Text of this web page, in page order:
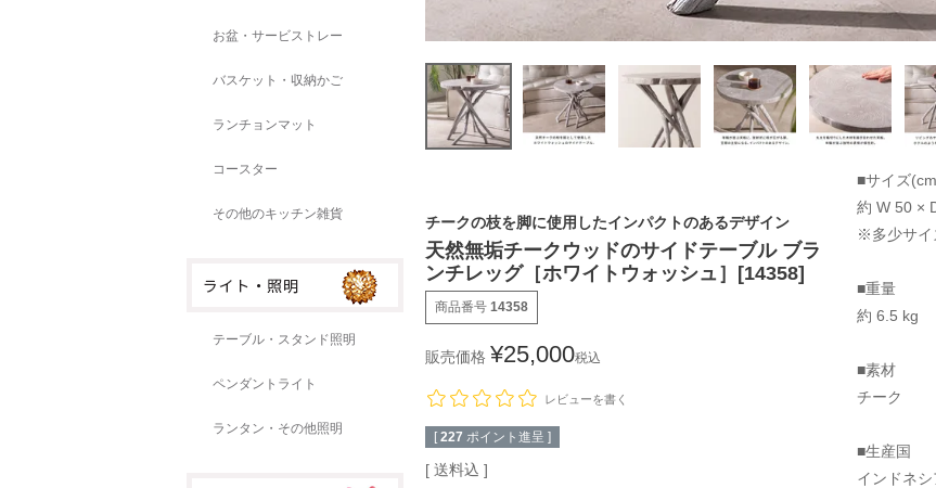
お盆・サービストレー
バスケット・収納かご
ランチョンマット
コースター
その他のキッチン雑貨
テーブル・スタンド照明
ペンダントライト
ランタン・その他照明
チークの枝を脚に使用したインパクトのあるデザイン
天然無垢チークウッドのサイドテーブル ブラ
ンチレッグ［ホワイトウォッシュ］[14358]
商品番号 14358
販売価格 ¥25,000税込
レビューを書く
[ 227 ポイント進呈 ]
送料込
■サイズ
約 W 50 ×
※多少サイ
■重量
約 6.5 kg
■素材
チーク
■生産国
インドネシ